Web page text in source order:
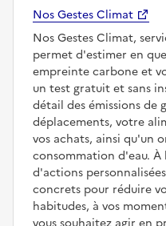
Nos Gestes Climat
Nos Gestes Climat,
permet d'estimer en
empreinte carbone et
un test gratuit et sans
détail des émissions de
déplacements, votre
vos achats, ainsi qu'un
consommation d'eau. À
d'actions
concrets pour réduire
habitudes, à vos